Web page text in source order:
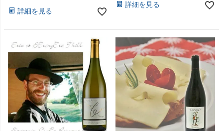
詳細を見る
詳細を見る